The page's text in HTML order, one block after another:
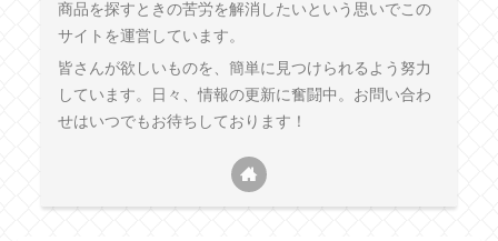
商品を探すときの苦労を解消したいという思いでこの
サイトを運営しています。
皆さんが欲しいものを、簡単に見つけられるよう努力
しています。日々、情報の更新に奮闘中。お問い合わ
せはいつでもお待ちしております！